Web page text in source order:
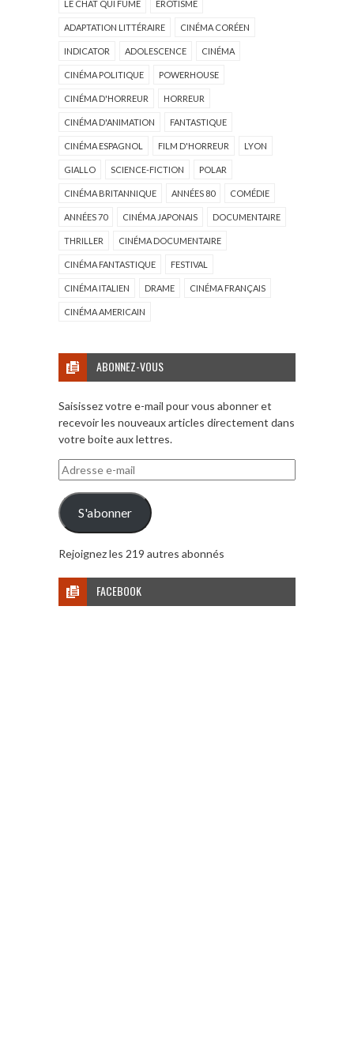
LE CHAT QUI FUME ÉROTISME
ADAPTATION LITTÉRAIRE CINÉMA CORÉEN
INDICATOR ADOLESCENCE CINÉMA
CINÉMA POLITIQUE POWERHOUSE
CINÉMA D'HORREUR HORREUR
CINÉMA D'ANIMATION FANTASTIQUE
CINÉMA ESPAGNOL FILM D'HORREUR LYON
GIALLO SCIENCE-FICTION POLAR
CINÉMA BRITANNIQUE ANNÉES 80 COMÉDIE
ANNÉES 70 CINÉMA JAPONAIS DOCUMENTAIRE
THRILLER CINÉMA DOCUMENTAIRE
CINÉMA FANTASTIQUE FESTIVAL
CINÉMA ITALIEN DRAME CINÉMA FRANÇAIS
CINÉMA AMERICAIN
ABONNEZ-VOUS
Saisissez votre e-mail pour vous abonner et
recevoir les nouveaux articles directement dans
votre boite aux lettres.
Adresse
e-
mail
S'abonner
Rejoignez les 219 autres abonnés
FACEBOOK